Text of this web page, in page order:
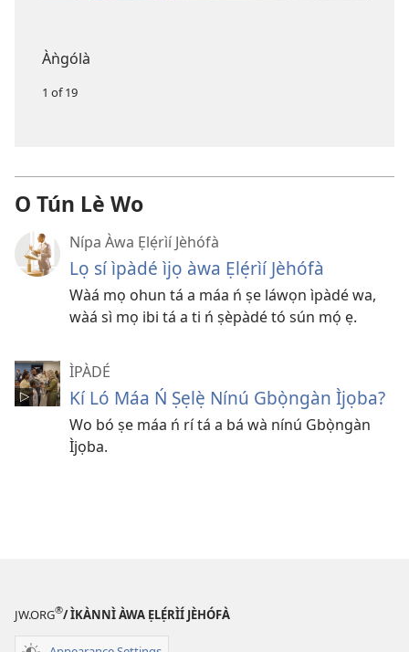
Àǹgólà
1 of 19
O Tún Lè Wo
Nípa Àwa Ẹlẹ́rìí Jèhófà
Lọ sí ìpàdé ìjọ àwa Ẹlẹ́rìí Jèhófà
Wàá mọ ohun tá a máa ń ṣe láwọn ìpàdé wa,
wàá sì mọ ibi tá a ti ń ṣèpàdé tó sún mọ́ ẹ.
ÌPÀDÉ
Kí Ló Máa Ń Ṣẹlẹ̀ Nínú Gbọ̀ngàn Ìjọba?
Wo bó ṣe máa ń rí tá a bá wà nínú Gbọ̀ngàn
Ìjọba.
JW.ORG®/ ÌKÀNNÌ ÀWA ẸLẸ́RÌÍ JÈHÓFÀ